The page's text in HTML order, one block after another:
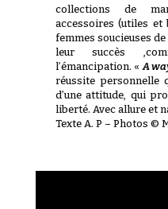
collections de
accessoires (utiles et
femmes soucieuses
leur succès
l’émancipation. « A
réussite personnelle
d’une attitude, qui
liberté. Avec allure et
Texte A. P – Photos ©